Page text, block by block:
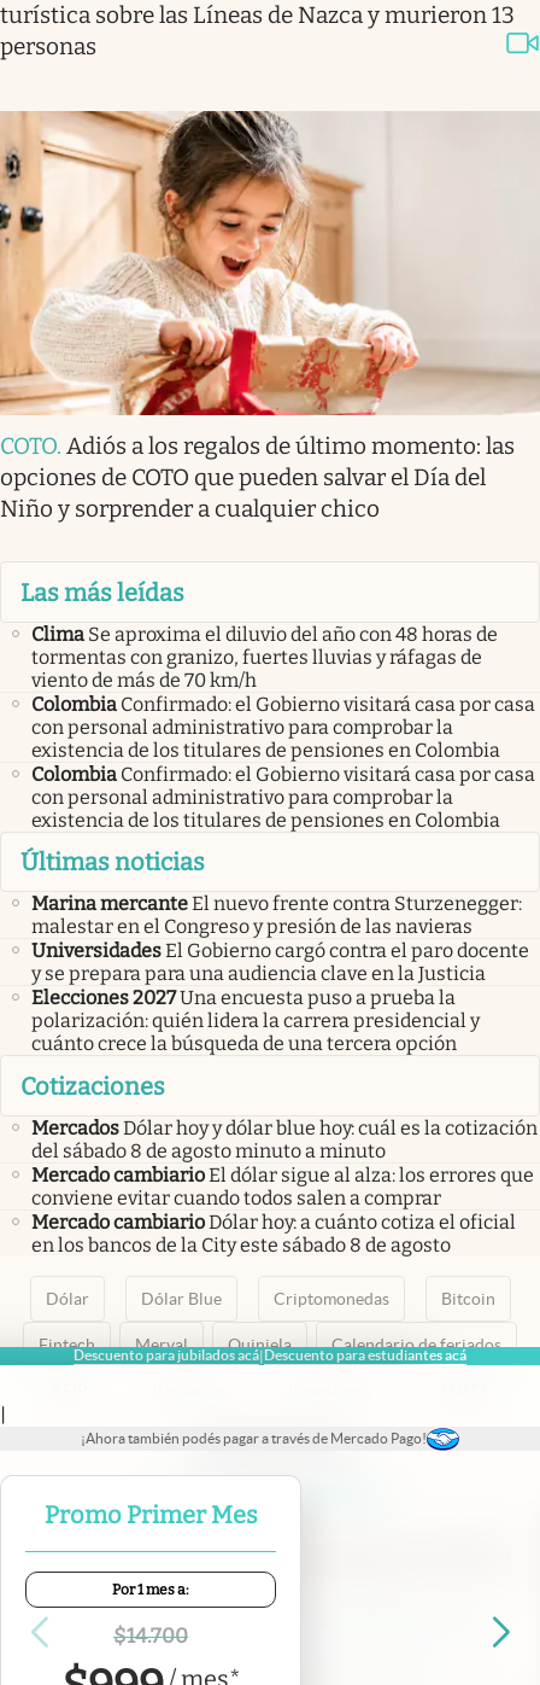
Descuento para jubilados acá|Descuento para estudiantes acá
|
¡Ahora también podés pagar a través de Mercado Pago!
Promo Primer Mes
Por 1 mes a:
$14.700
/mes*
turística sobre las Líneas de Nazca y murieron 13
personas
COTO. Adiós a los regalos de último momento: las
opciones de COTO que pueden salvar el Día del
Niño y sorprender a cualquier chico
Las más leídas
Clima Se aproxima el diluvio del año con 48 horas de
tormentas con granizo, fuertes lluvias y ráfagas de
viento de más de 70 km/h
Colombia Confirmado: el Gobierno visitará casa por casa
con personal administrativo para comprobar la
existencia de los titulares de pensiones en Colombia
Colombia Confirmado: el Gobierno visitará casa por casa
con personal administrativo para comprobar la
existencia de los titulares de pensiones en Colombia
Últimas noticias
Marina mercanteEl nuevo frente contra Sturzenegger:
malestar en el Congreso y presión de las navieras
UniversidadesEl Gobierno cargó contra el paro docente
y se prepara para una audiencia clave en la Justicia
Elecciones 2027Una encuesta puso a prueba la
polarización: quién lidera la carrera presidencial y
cuánto crece la búsqueda de una tercera opción
Cotizaciones
MercadosDólar hoy y dólar blue hoy: cuál es la cotización
del sábado 8 de agosto minuto a minuto
Mercado cambiarioEl dólar sigue al alza: los errores que
conviene evitar cuando todos salen a comprar
Mercado cambiarioDólar hoy: a cuánto cotiza el oficial
en los bancos de la City este sábado 8 de agosto
Dólar Dólar Blue Criptomonedas Bitcoin
Fintech Merval Quiniela Calendario de feriados
abre en nueva pestaña
abre en nueva pestaña
abre en nueva pestaña
abre en nueva pestaña
abre en nueva pestaña
Portal de Proveedores